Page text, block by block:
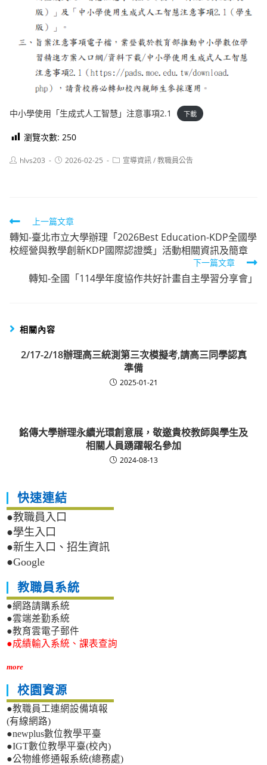
中小學使用「生成式人工智慧」注意事項2.1 下載
瀏覽次數: 250
Posthlvs203
Post2026-02-25
Post宣導資訊/教職員公告
Read
more
articles
上一篇文章
轉知-臺北市立大學辦理「2026Best Education-KDP全國學
校經營與教學創新KDP國際認證獎」活動相關資訊及簡章
下一篇文章
轉知-全國「114學年度協作共好計畫自主學習分享會」
相關內容
2/17-2/18辦理高三統測第三次模擬考,請高三同學認真
準備
2025-01-21
銘傳大學辦理永續光環創意展，敬邀貴校教師與學生及
相關人員踴躍報名參加
2024-08-13
快速連結
●教職員入口
●學生入口
●新生入口、招生資訊
●Google
教職員系統
●網路請購系統
●雲端差勤系統
●教育雲電子郵件
●成績輸入系統、課表查詢
more
校園資源
●教職員工連網設備填報
(有線網路)
●newplus數位教學平臺
●IGT數位教學平臺(校內)
●公物維修通報系統(總務處)